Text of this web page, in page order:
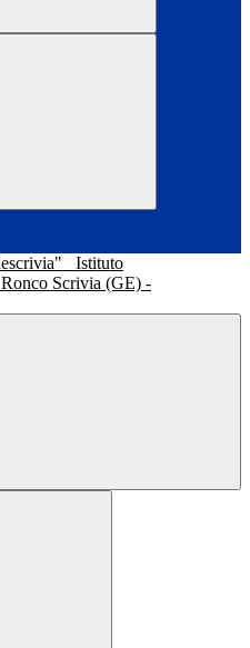
Istituto
Ronco Scrivia (GE) -